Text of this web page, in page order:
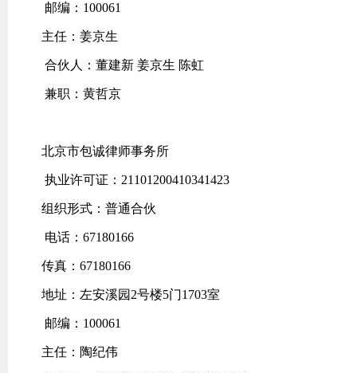
邮编：100061
主任：姜京生
合伙人：董建新 姜京生 陈虹
兼职：黄哲京
北京市包诚律师事务所
执业许可证：21101200410341423
组织形式：普通合伙
电话：67180166
传真：67180166
地址：左安溪园2号楼5门1703室
邮编：100061
主任：陶纪伟